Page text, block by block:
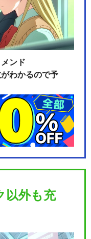
ンド
わかるので予
以外も充